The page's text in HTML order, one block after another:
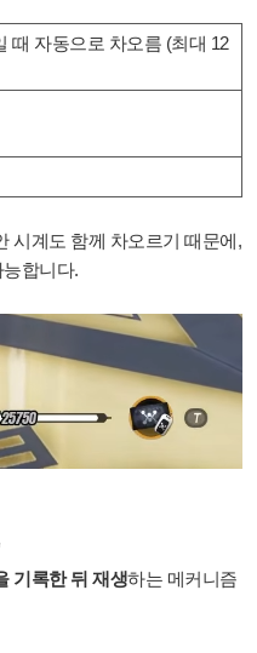
때 자동으로 차오름 (최대 12
시계도 함께 차오르기 때문에,
합니다.
기록한 뒤 재생하는 메커니즘